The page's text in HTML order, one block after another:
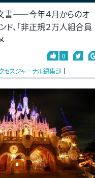
書――今年４月からのオ
ド、「非正規２万人組合員
0
セスジャーナル編集部